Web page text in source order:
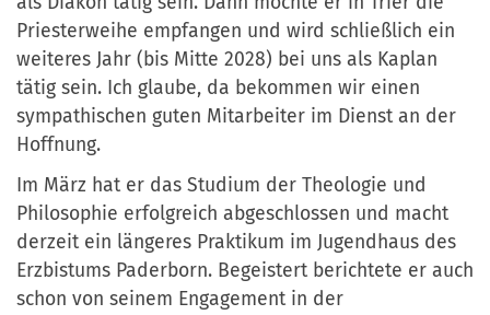
Priesterweihe empfangen und wird schließlich ein
weiteres Jahr (bis Mitte 2028) bei uns als Kaplan
tätig sein. Ich glaube, da bekommen wir einen
sympathischen guten Mitarbeiter im Dienst an der
Hoffnung.
Im März hat er das Studium der Theologie und
Philosophie erfolgreich abgeschlossen und macht
derzeit ein längeres Praktikum im Jugendhaus des
Erzbistums Paderborn. Begeistert berichtete er auch
schon von seinem Engagement in der